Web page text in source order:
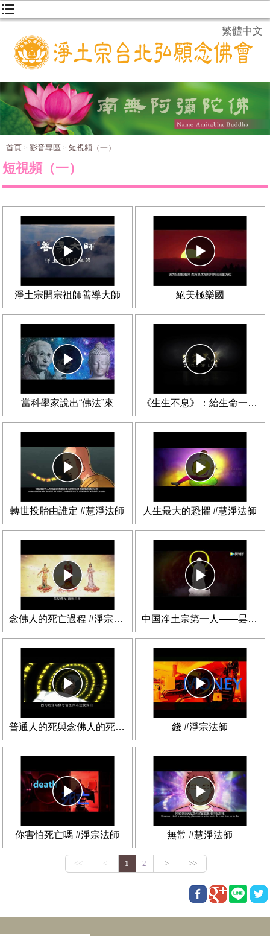
繁體中文
首頁 影音專區 短視頻（一）
短視頻（一）
淨土宗開宗祖師善導大師 絕美極樂國
當科學家說出“佛法”來 《生生不息》：給生命一個活下去的機會
轉世投胎由誰定 #慧淨法師 人生最大的恐懼 #慧淨法師
念佛人的死亡過程 #淨宗法師 中国净土宗第一人——昙鸾大师
普通人的死與念佛人的死 #淨宗法師 錢 #淨宗法師
你害怕死亡嗎 #淨宗法師 無常 #慧淨法師